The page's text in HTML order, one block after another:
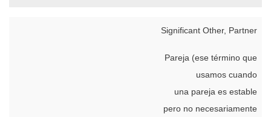
Significant Other, Partner
Pareja (ese término que
usamos cuando
una pareja es estable
pero no necesariamente